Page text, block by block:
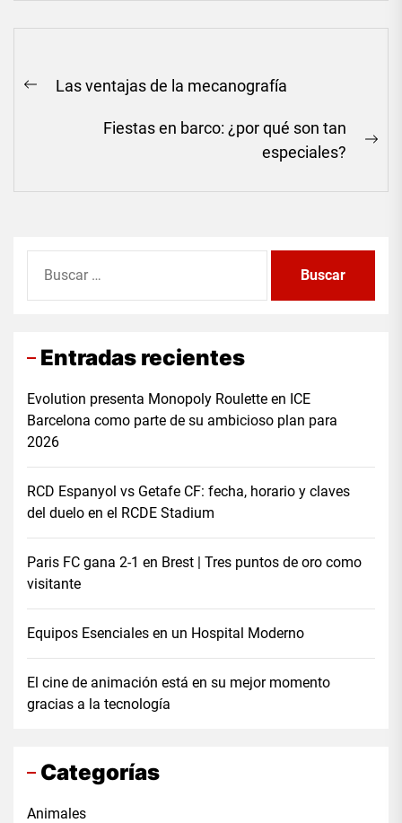
de
entradas
Previous
Las ventajas de la mecanografía
Fiestas en barco: ¿por qué son tan
especiales?
Entradas recientes
Evolution presenta Monopoly Roulette en ICE
Barcelona como parte de su ambicioso plan para
2026
RCD Espanyol vs Getafe CF: fecha, horario y claves
del duelo en el RCDE Stadium
Paris FC gana 2-1 en Brest | Tres puntos de oro como
visitante
Equipos Esenciales en un Hospital Moderno
El cine de animación está en su mejor momento
gracias a la tecnología
Categorías
Animales